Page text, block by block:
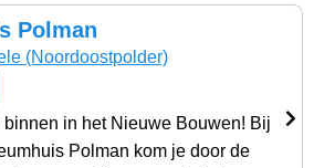
Polman
(Noordoostpolder)
binnen in het Nieuwe Bouwen! Bij
Polman kom je door de